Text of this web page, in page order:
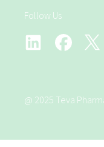
Follow Us
@ 2025 Teva